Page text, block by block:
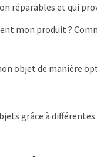
réparables et qui
mon produit ?
objet de manière
grâce à